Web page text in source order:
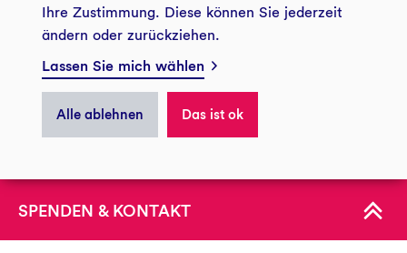
KONTAKT
Zukunftsstiftung Landwirtschaft
GLS Treuhand e.V.
Postfach: 44774 Bochum
------------------------------
IBAN:DE34 4306 0967 0030 0054 10
BIC:GENODEM1GLS
der GLS Treuhand e.V.
Barrierefreiheit Presse GLS Treuhand
Privatsphäre
Ihre Zustimmung. Diese können Sie jederzeit
ändern oder zurückziehen.
Lassen Sie mich wählen
Alle ablehnen Das ist ok